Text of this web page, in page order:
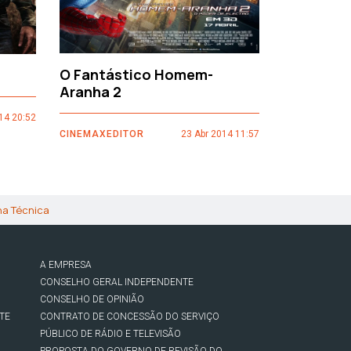
20:52
O Fantástico Homem-
Aranha 2
CINEMAXEDITOR 23 Abr 2014 11:57
Técnica
A EMPRESA
CONSELHO GERAL INDEPENDENTE
CONSELHO DE OPINIÃO
CONTRATO DE CONCESSÃO DO SERVIÇO
PÚBLICO DE RÁDIO E TELEVISÃO